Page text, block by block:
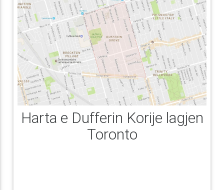
Harta e Dufferin Korije lagjen
Toronto